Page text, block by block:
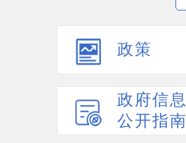
政策
政府信息
公开指南